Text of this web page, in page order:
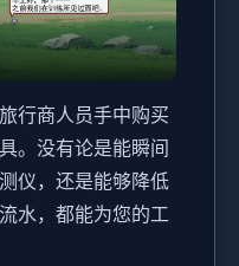
行商人员手中购买
。没有论是能瞬间
仪，还是能够降低
水，都能为您的工